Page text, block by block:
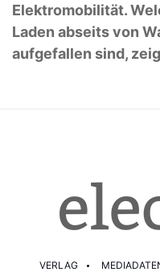
Elektromobilität.
Laden abseits von
aufgefallen sind,
VERLAG